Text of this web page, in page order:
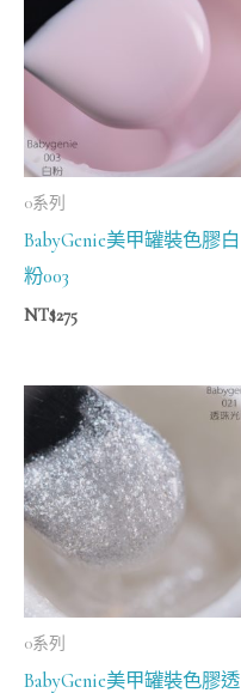
0系列
BabyGenie美甲罐裝色膠白
粉003
NT$275
0系列
BabyGenie美甲罐裝色膠透